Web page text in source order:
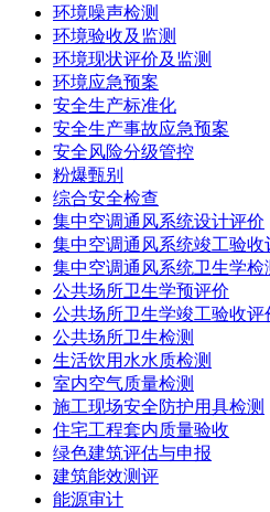
环境噪声检测
环境验收及监测
环境现状评价及监测
环境应急预案
安全生产标准化
安全生产事故应急预案
安全风险分级管控
粉爆甄别
综合安全检查
集中空调通风系统设计评价
集中空调通风系统竣工验收
集中空调通风系统卫生学检
公共场所卫生学预评价
公共场所卫生学竣工验收评
公共场所卫生检测
生活饮用水水质检测
室内空气质量检测
施工现场安全防护用具检测
住宅工程套内质量验收
绿色建筑评估与申报
建筑能效测评
能源审计